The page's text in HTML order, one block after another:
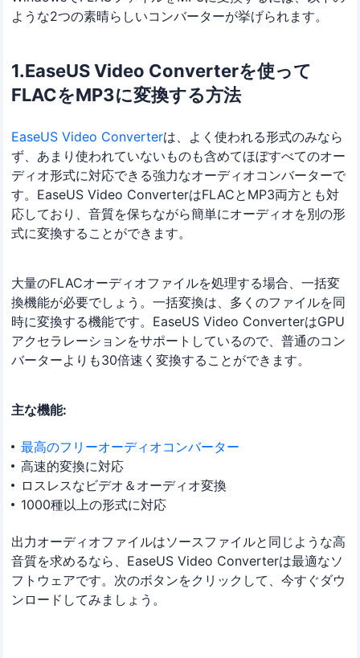
ような2つの素晴らしいコンバーターが挙げられます。
1.EaseUS Video Converterを使って
FLACをMP3に変換する方法
EaseUS Video Converterは、よく使われる形式のみなら
ず、あまり使われていないものも含めてほぼすべてのオー
ディオ形式に対応できる強力なオーディオコンバーターで
す。EaseUS Video ConverterはFLACとMP3両方とも対
応しており、音質を保ちながら簡単にオーディオを別の形
式に変換することができます。
大量のFLACオーディオファイルを処理する場合、一括変
換機能が必要でしょう。一括変換は、多くのファイルを同
時に変換する機能です。EaseUS Video ConverterはGPU
アクセラレーションをサポートしているので、普通のコン
バーターよりも30倍速く変換することができます。
主な機能:
最高のフリーオーディオコンバーター
高速的変換に対応
ロスレスなビデオ＆オーディオ変換
1000種以上の形式に対応
出力オーディオファイルはソースファイルと同じような高
音質を求めるなら、EaseUS Video Converterは最適なソ
フトウェアです。次のボタンをクリックして、今すぐダウ
ンロードしてみましょう。